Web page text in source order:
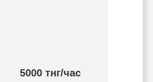
5000 тнг/час